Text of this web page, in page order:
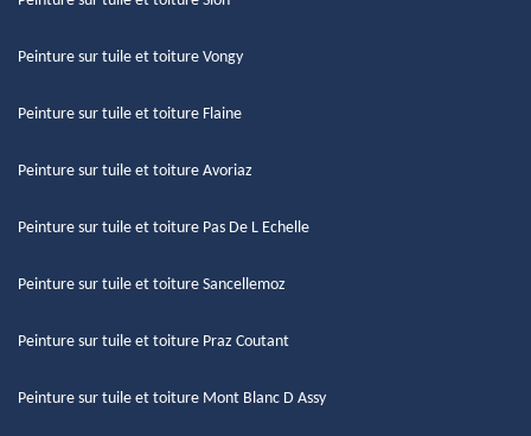
Peinture sur tuile et toiture Vongy
Peinture sur tuile et toiture Flaine
Peinture sur tuile et toiture Avoriaz
Peinture sur tuile et toiture Pas De L Echelle
Peinture sur tuile et toiture Sancellemoz
Peinture sur tuile et toiture Praz Coutant
Peinture sur tuile et toiture Mont Blanc D Assy